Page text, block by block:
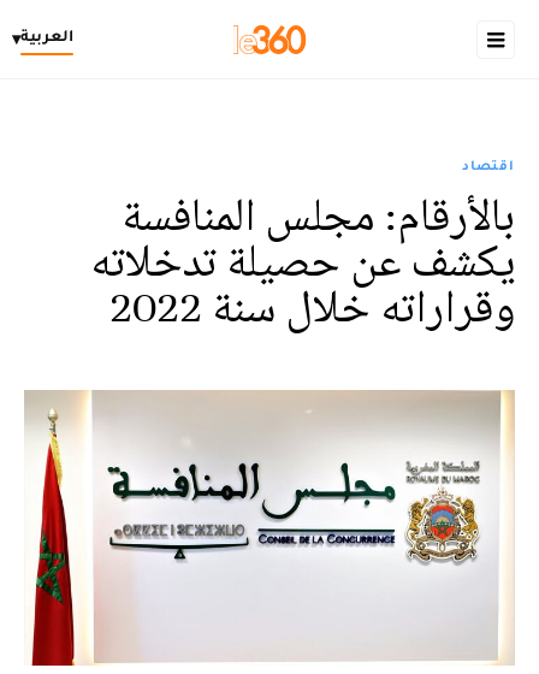
العربية▾
اقتصاد
بالأرقام: مجلس المنافسة
يكشف عن حصيلة تدخلاته
وقراراته خلال سنة 2022